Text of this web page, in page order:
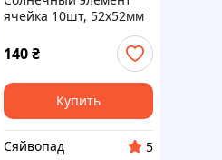
ячейка 10шт, 52x52мм
поликристаллическая
панель
140₴
Купить
Сяйвопад
5